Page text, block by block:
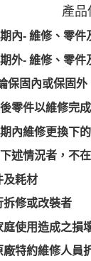
產品
內- 維修、零件
外- 維修、零件
固內或保固外
零件以維修完
內維修更換下
述情況者，不
及耗材
拆修或改裝者
庭使用造成之損
廠特約維修人員